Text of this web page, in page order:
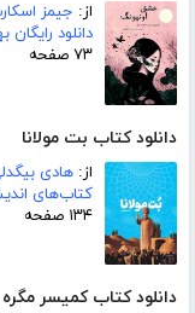
از: جیمز
دانلود رایگان
۷۳ صفحه
دانلود کتاب بت مولانا
از: هادی
کتاب‌های
۱۳۴ صفحه
دانلود کتاب کمیسر